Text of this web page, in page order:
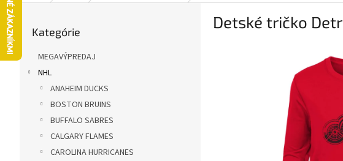
ý
kategórie
Kategórie
MEGAVÝPREDAJ
NHL
ANAHEIM DUCKS
BOSTON BRUINS
BUFFALO SABRES
CALGARY FLAMES
CAROLINA HURRICANES
Detské tričko